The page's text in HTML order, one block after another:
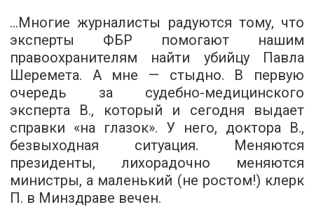
…Многие журналисты радуются тому, что
эксперты ФБР помогают нашим
правоохранителям найти убийцу Павла
Шеремета. А мне — стыдно. В первую
очередь за судебно-медицинского
эксперта В., который и сегодня выдает
справки «на глазок». У него, доктора В.,
безвыходная ситуация. Меняются
президенты, лихорадочно меняются
министры, а маленький (не ростом!) клерк
П. в Минздраве вечен.